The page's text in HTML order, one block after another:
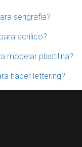
serigrafía?
acrílico?
modelar plastilina?
hacer lettering?